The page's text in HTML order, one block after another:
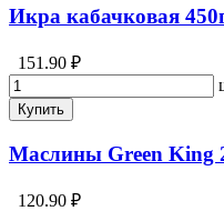
Икра кабачковая
151.90 ₽
Купить
Маслины Green King
120.90 ₽